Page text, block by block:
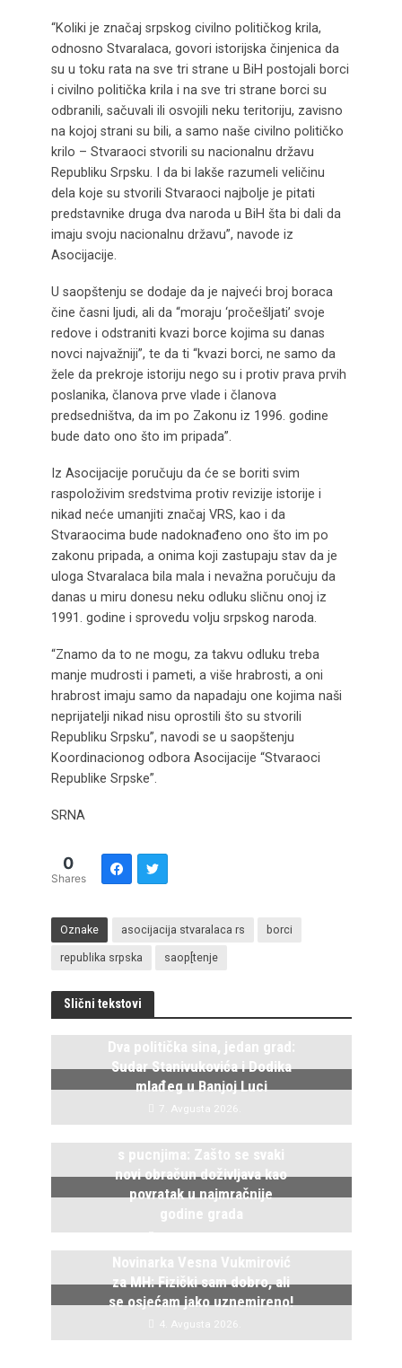
“Koliki je značaj srpskog civilno političkog krila,
odnosno Stvaralaca, govori istorijska činjenica da
su u toku rata na sve tri strane u BiH postojali borci
i civilno politička krila i na sve tri strane borci su
odbranili, sačuvali ili osvojili neku teritoriju, zavisno
na kojoj strani su bili, a samo naše civilno političko
krilo – Stvaraoci stvorili su nacionalnu državu
Republiku Srpsku. I da bi lakše razumeli veličinu
dela koje su stvorili Stvaraoci najbolje je pitati
predstavnike druga dva naroda u BiH šta bi dali da
imaju svoju nacionalnu državu”, navode iz
Asocijacije.
U saopštenju se dodaje da je najveći broj boraca
čine časni ljudi, ali da “moraju ‘pročešljati’ svoje
redove i odstraniti kvazi borce kojima su danas
novci najvažniji”, te da ti “kvazi borci, ne samo da
žele da prekroje istoriju nego su i protiv prava prvih
poslanika, članova prve vlade i članova
predsedništva, da im po Zakonu iz 1996. godine
bude dato ono što im pripada”.
Iz Asocijacije poručuju da će se boriti svim
raspoloživim sredstvima protiv revizije istorije i
nikad neće umanjiti značaj VRS, kao i da
Stvaraocima bude nadoknađeno ono što im po
zakonu pripada, a onima koji zastupaju stav da je
uloga Stvaralaca bila mala i nevažna poručuju da
danas u miru donesu neku odluku sličnu onoj iz
1991. godine i sprovedu volju srpskog naroda.
“Znamo da to ne mogu, za takvu odluku treba
manje mudrosti i pameti, a više hrabrosti, a oni
hrabrost imaju samo da napadaju one kojima naši
neprijatelji nikad nisu oprostili što su stvorili
Republiku Srpsku”, navodi se u saopštenju
Koordinacionog odbora Asocijacije “Stvaraoci
Republike Srpske”.
SRNA
0
Shares
Oznake asocijacija stvaralaca rs borci
republika srpska saop[tenje
Slični tekstovi
Dva politička sina, jedan grad:
Sudar Stanivukovića i Dodika
mlađeg u Banjoj Luci
7. Avgusta 2026.
s pucnjima: Zašto se svaki
novi obračun doživljava kao
povratak u najmračnije
godine grada
5. Avgusta 2026.
Novinarka Vesna Vukmirović
za MH: Fizički sam dobro, ali
se osjećam jako uznemireno!
4. Avgusta 2026.